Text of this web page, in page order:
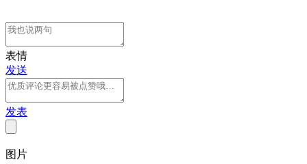
表情
发送
发表
图片